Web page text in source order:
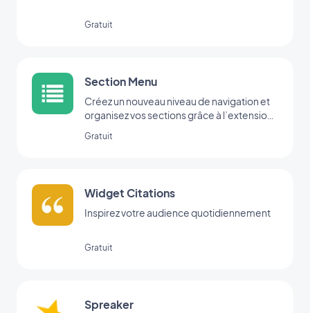
Gratuit
Section Menu
Créez un nouveau niveau de navigation et
organisez vos sections grâce à l’extension
Gratuit
Widget Citations
Inspirez votre audience quotidiennement
Gratuit
Spreaker